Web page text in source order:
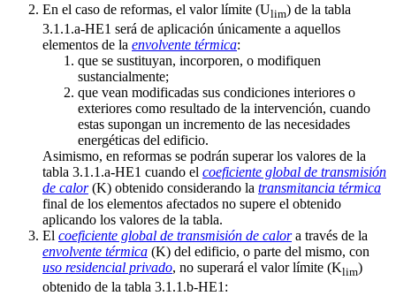
En el caso de reformas, el valor límite (Ulim) de la tabla
3.1.1.a-HE1 será de aplicación únicamente a aquellos
elementos de la envolvente térmica:
que se sustituyan, incorporen, o modifiquen
sustancialmente;
que vean modificadas sus condiciones interiores o
exteriores como resultado de la intervención, cuando
estas supongan un incremento de las necesidades
energéticas del edificio.
Asimismo, en reformas se podrán superar los valores de la
tabla 3.1.1.a-HE1 cuando el coeficiente global de transmisión
de calor(K) obtenido considerando la transmitancia térmica
final de los elementos afectados no supere el obtenido
aplicando los valores de la tabla.
El coeficiente global de transmisión de calora través de la
envolvente térmica (K) del edificio, o parte del mismo, con
uso residencial privado, no superará el valor límite (Klim)
obtenido de la tabla 3.1.1.b-HE1: